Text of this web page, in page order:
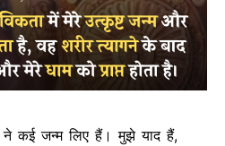
ने कई जन्म लिए हैं। मुझे याद हैं,